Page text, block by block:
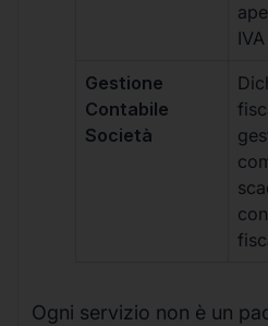
IVA
Gestione
Contabile
Società
Ogni servizio non è un